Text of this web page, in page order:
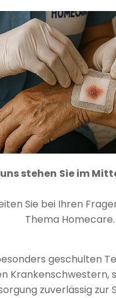
stehen Sie im
Sie bei Ihren
Thema Homecare.
geschulten
Krankenschwestern,
zuverlässig zur